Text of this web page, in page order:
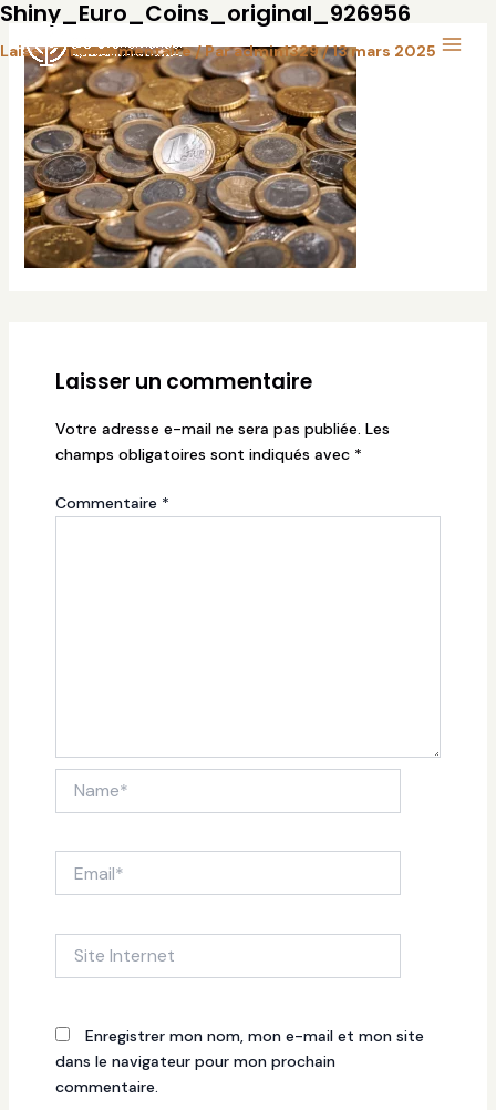
Aller
contenu
Menu
Shiny_Euro_Coins_original_926956
Laisser un commentaire/ Paradmin1329/13 mars 2025
Laisser un commentaire
Votre adresse e-mail ne sera pas publiée. Les
champs obligatoires sont indiqués avec *
Commentaire *
Internet
Enregistrer mon nom, mon e-mail et mon site
dans le navigateur pour mon prochain
commentaire.